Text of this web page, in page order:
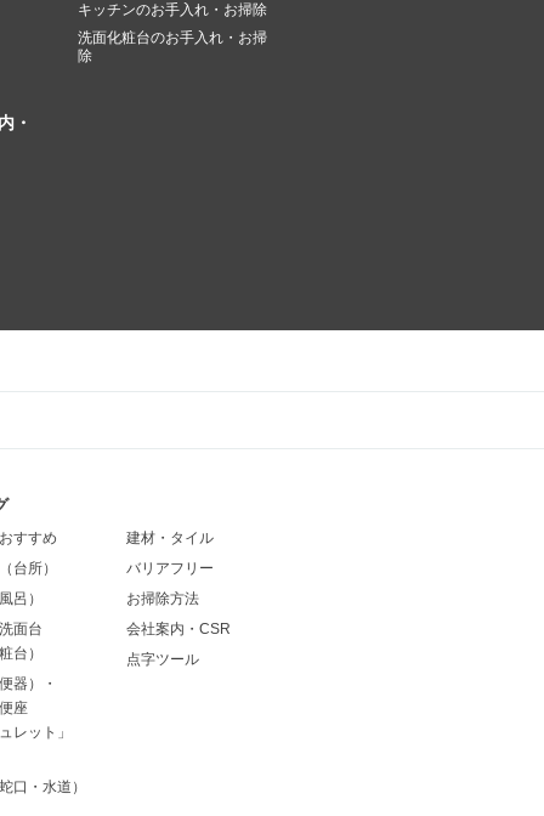
キッチンのお手入れ・お掃除
洗面化粧台のお手入れ・お掃
除
・
すすめ
台所）
呂）
面台
台）
器）・
座
レット」
口・水道）
建材・タイル
バリアフリー
お掃除方法
会社案内・CSR
点字ツール